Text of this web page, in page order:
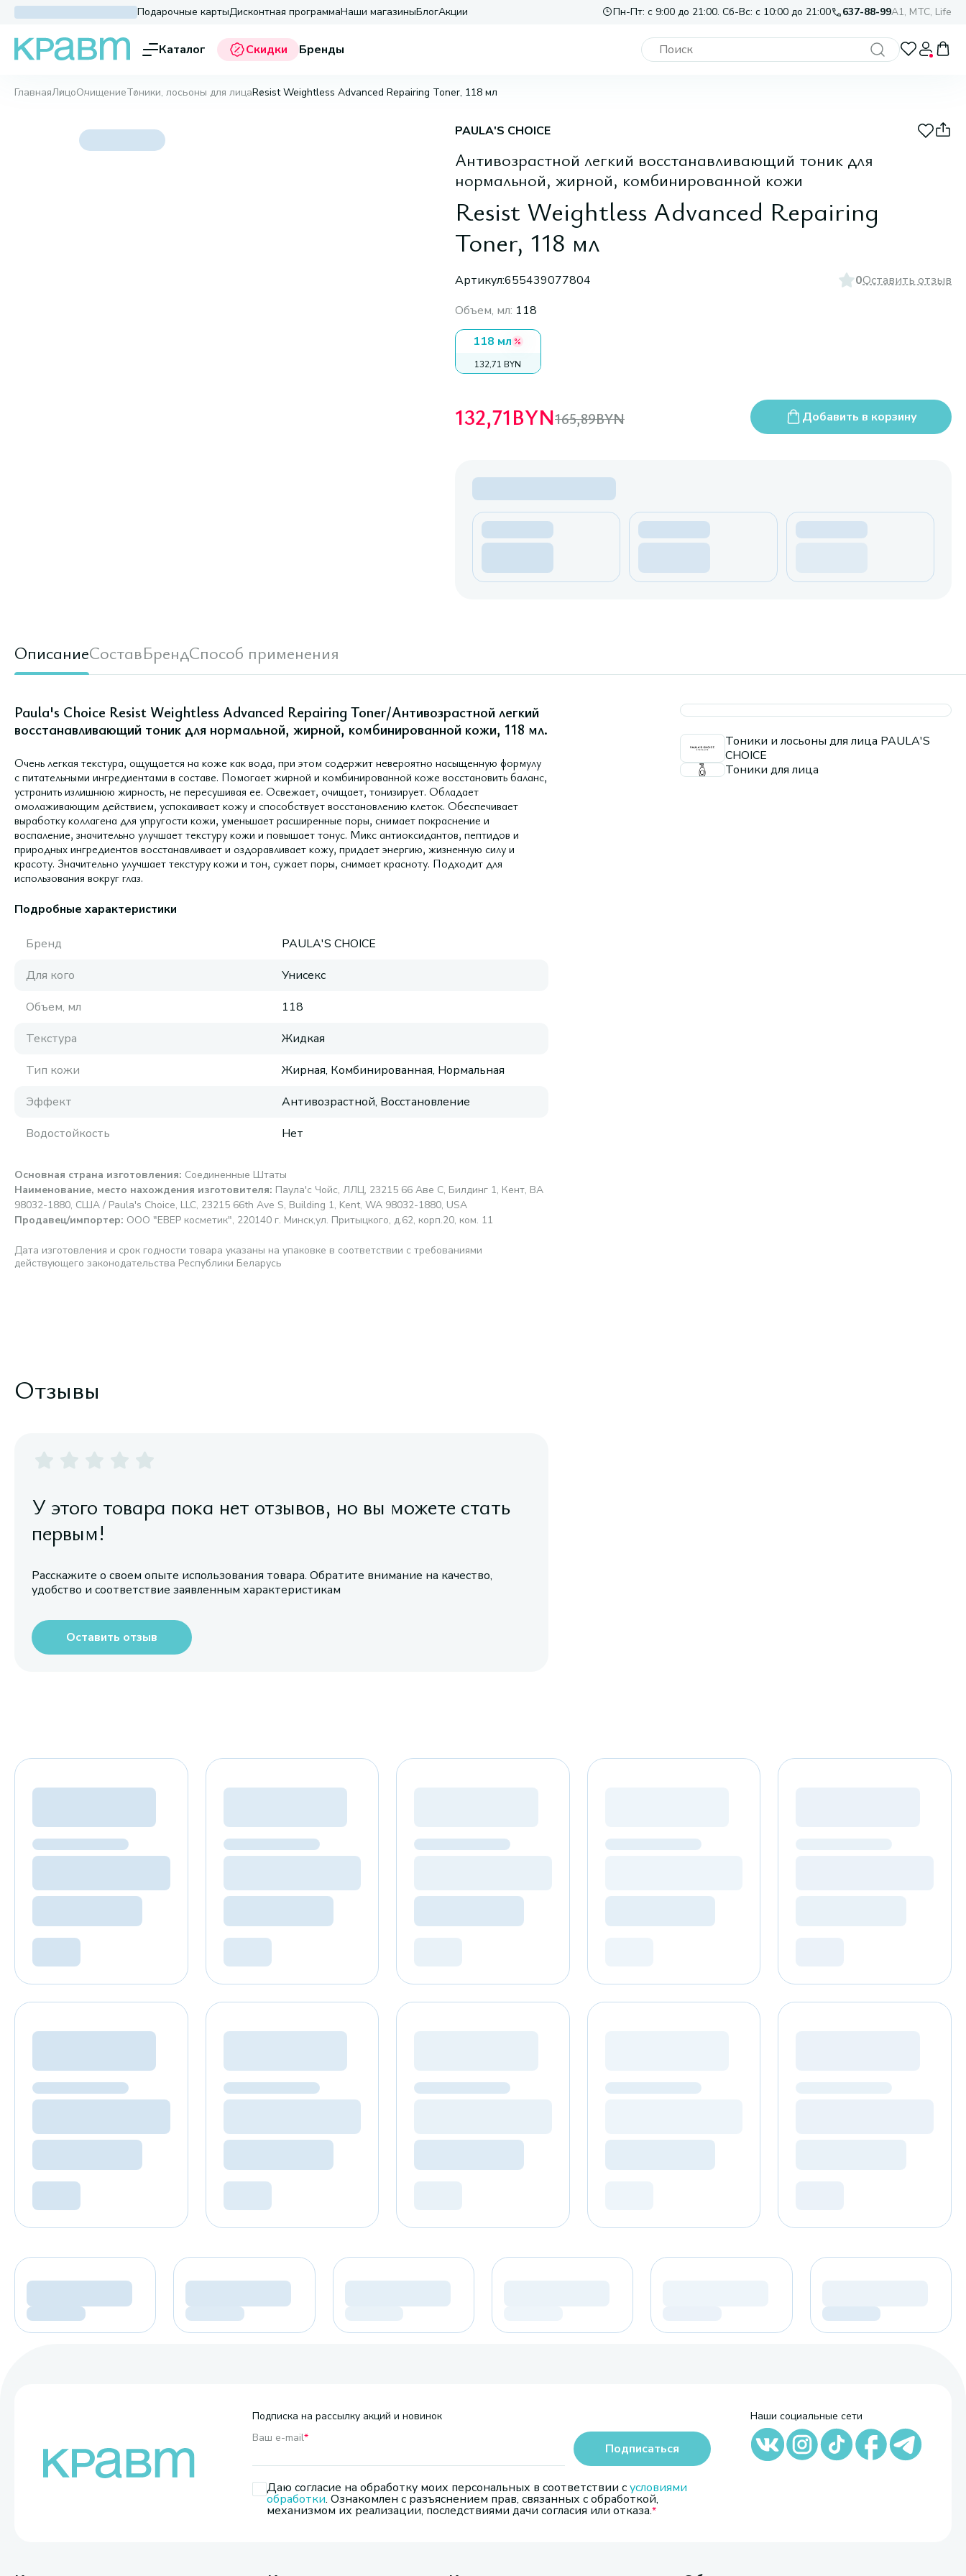
Подарочные картыДисконтная программаНаши магазиныБлогАкции Пн-Пт: с 9:00 до 21:00. Сб-Вс: с 10:00 до 21:00 637-88-99A1, МТС, Life
Каталог Скидки Бренды
ГлавнаяЛицоОчищениеТоники, лосьоны для лицаResist Weightless Advanced Repairing Toner, 118 мл
PAULA'S CHOICE
Антивозрастной легкий восстанавливающий тоник для
нормальной, жирной, комбинированной кожи
Resist Weightless Advanced Repairing
Toner, 118 мл
Артикул:655439077804 0Оставить отзыв
Объем, мл: 118
118 мл
132,71 BYN
132,71BYN165,89BYN Добавить в корзину
ОписаниеСоставБрендСпособ применения
Paula's Choice Resist Weightless Advanced Repairing Toner/Антивозрастной легкий
восстанавливающий тоник для нормальной, жирной, комбинированной кожи, 118 мл.
Очень легкая текстура, ощущается на коже как вода, при этом содержит невероятно насыщенную формулу
с питательными ингредиентами в составе. Помогает жирной и комбинированной коже восстановить баланс,
устранить излишнюю жирность, не пересушивая ее. Освежает, очищает, тонизирует. Обладает
омолаживающим действием, успокаивает кожу и способствует восстановлению клеток. Обеспечивает
выработку коллагена для упругости кожи, уменьшает расширенные поры, снимает покраснение и
воспаление, значительно улучшает текстуру кожи и повышает тонус. Микс антиоксидантов, пептидов и
природных ингредиентов восстанавливает и оздоравливает кожу, придает энергию, жизненную силу и
красоту. Значительно улучшает текстуру кожи и тон, сужает поры, снимает красноту. Подходит для
использования вокруг глаз.
Подробные характеристики
Бренд
PAULA'S CHOICE
Для кого
Унисекс
Объем, мл
118
Текстура
Жидкая
Тип кожи
Жирная, Комбинированная, Нормальная
Эффект
Антивозрастной, Восстановление
Водостойкость
Нет
Основная страна изготовления: Соединенные Штаты
Наименование, место нахождения изготовителя: Паула'с Чойс, ЛЛЦ, 23215 66 Аве С, Билдинг 1, Кент, ВА
98032-1880, США / Paula's Choice, LLC, 23215 66th Ave S, Building 1, Kent, WA 98032-1880, USA
Продавец/импортер: ООО "ЕВЕР косметик", 220140 г. Минск,ул. Притыцкого, д.62, корп.20, ком. 11
Дата изготовления и срок годности товара указаны на упаковке в соответствии с требованиями
действующего законодательства Республики Беларусь
Тоники и лосьоны для лица PAULA'S
CHOICE
Тоники для лица
Отзывы
У этого товара пока нет отзывов, но вы можете стать
первым!
Расскажите о своем опыте использования товара. Обратите внимание на качество,
удобство и соответствие заявленным характеристикам
Оставить отзыв
Подписка на рассылку акций и новинок
Ваш e-mail*
Даю согласие на обработку моих персональных в соответствии сусловиями
обработки. Ознакомлен с разъяснением прав, связанных с обработкой,
механизмом их реализации, последствиями дачи согласия или отказа.
Подписаться
Наши социальные сети